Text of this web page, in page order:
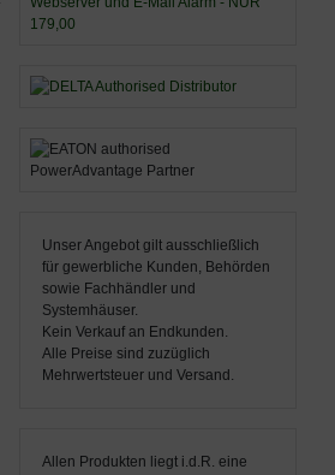
Unser Angebot gilt ausschließlich
für gewerbliche Kunden, Behörden
sowie Fachhändler und
Systemhäuser.
Kein Verkauf an Endkunden.
Alle Preise sind zuzüglich
Mehrwertsteuer und Versand.
Allen Produkten liegt i.d.R. eine